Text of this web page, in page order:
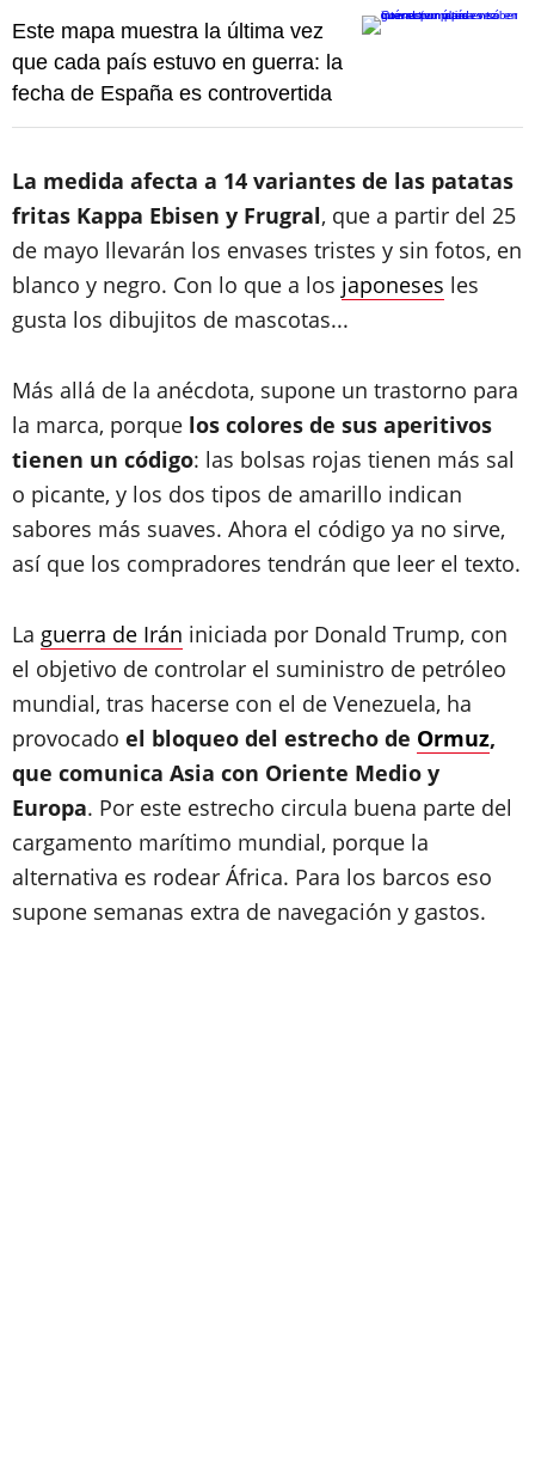
Este mapa muestra la última vez
que cada país estuvo en guerra: la
fecha de España es controvertida
La medida afecta a 14 variantes de las patatas
fritas Kappa Ebisen y Frugral, que a partir del 25
de mayo llevarán los envases tristes y sin fotos, en
blanco y negro. Con lo que a los japoneses les
gusta los dibujitos de mascotas...
Más allá de la anécdota, supone un trastorno para
la marca, porque los colores de sus aperitivos
tienen un código: las bolsas rojas tienen más sal
o picante, y los dos tipos de amarillo indican
sabores más suaves. Ahora el código ya no sirve,
así que los compradores tendrán que leer el texto.
La guerra de Irán iniciada por Donald Trump, con
el objetivo de controlar el suministro de petróleo
mundial, tras hacerse con el de Venezuela, ha
provocado el bloqueo del estrecho de Ormuz,
que comunica Asia con Oriente Medio y
Europa. Por este estrecho circula buena parte del
cargamento marítimo mundial, porque la
alternativa es rodear África. Para los barcos eso
supone semanas extra de navegación y gastos.